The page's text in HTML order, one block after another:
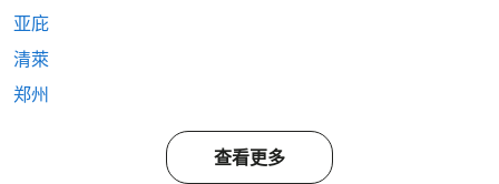
亚庇
清萊
郑州
查看更多